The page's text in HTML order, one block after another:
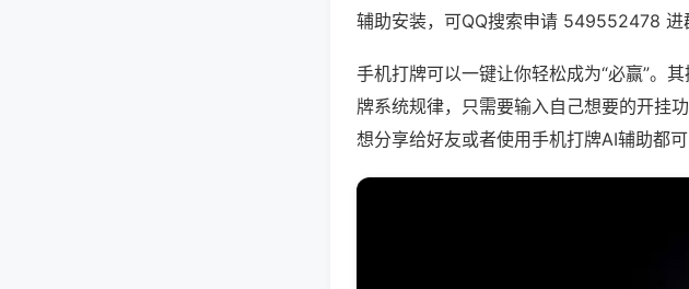
辅助安装，可QQ搜索申请 549552478 进
手机打牌可以一键让你轻松成为“必赢”。
牌系统规律，只需要输入自己想要的开挂
想分享给好友或者使用手机打牌AI辅助都可